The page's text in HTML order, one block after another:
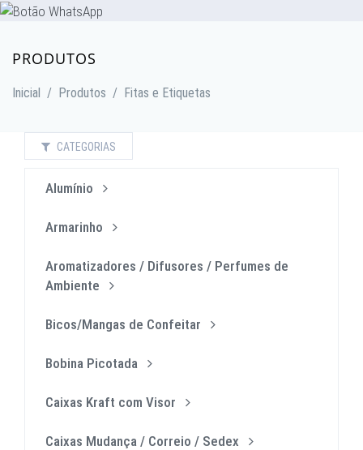
PRODUTOS
Inicial / Produtos / Fitas e Etiquetas
CATEGORIAS
Alumínio
Armarinho
Aromatizadores / Difusores / Perfumes de
Ambiente
Bicos/Mangas de Confeitar
Bobina Picotada
Caixas Kraft com Visor
Caixas Mudança / Correio / Sedex